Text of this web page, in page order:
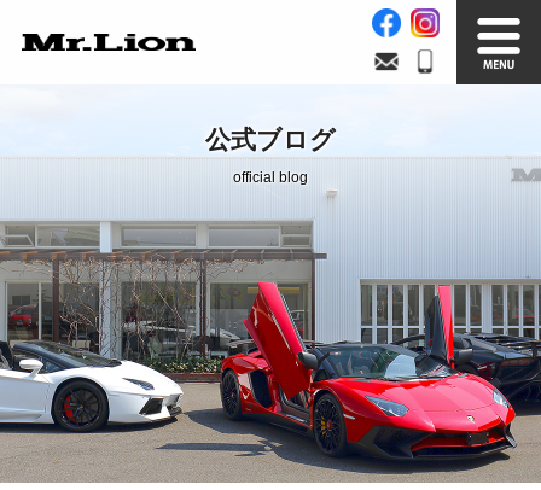
在庫車情報 買取無料査定
Factory
自社工場 サービス案内
Official Blog
公式ブログ
Company info.
会社案内
公式ブログ
official blog